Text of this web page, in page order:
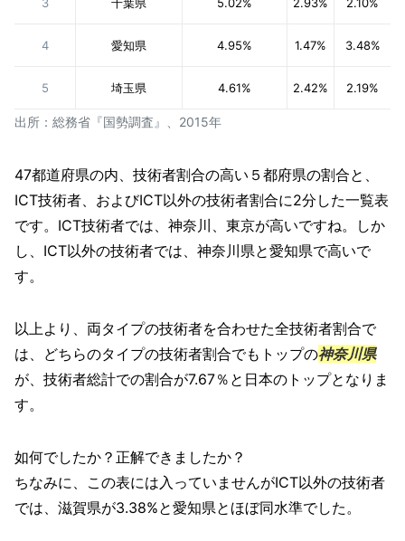
出所：総務省『国勢調査』、2015年
4 愛知県 4.95% 1.47% 3.48%
5 埼玉県 4.61% 2.42% 2.19%
47都道府県の内、技術者割合の高い５都府県の割合と、
ICT技術者、およびICT以外の技術者割合に2分した一覧表
です。ICT技術者では、神奈川、東京が高いですね。しか
し、ICT以外の技術者では、神奈川県と愛知県で高いで
す。
以上より、両タイプの技術者を合わせた全技術者割合で
は、どちらのタイプの技術者割合でもトップの神奈川県
が、技術者総計での割合が7.67％と日本のトップとなりま
す。
如何でしたか？正解できましたか？
ちなみに、この表には入っていませんがICT以外の技術者
では、滋賀県が3.38%と愛知県とほぼ同水準でした。